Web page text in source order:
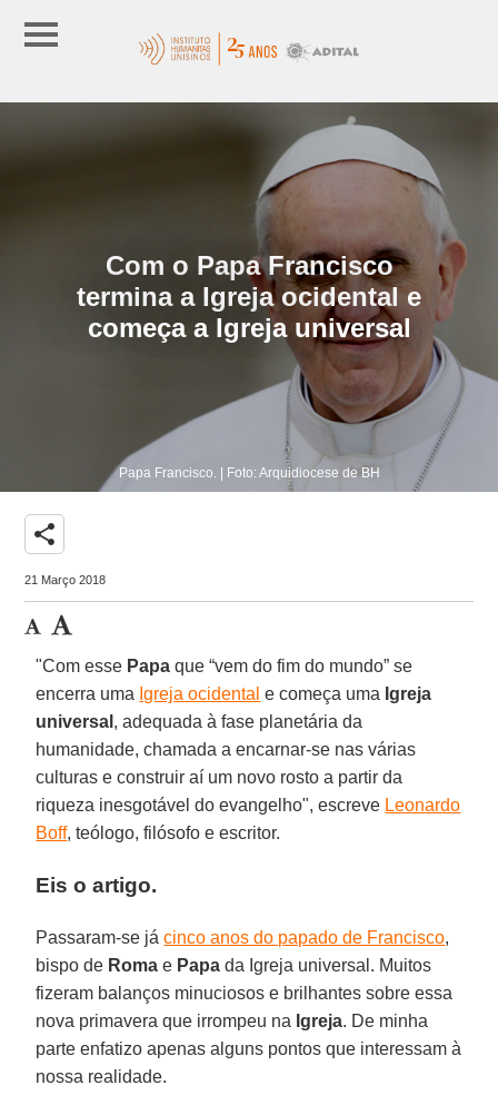
Com o Papa Francisco
termina a Igreja ocidental e
começa a Igreja universal
Papa Francisco. | Foto: Arquidiocese de BH
share
21 Março 2018
"Com esse Papa que “vem do fim do mundo” se
encerra uma Igreja ocidental e começa uma Igreja
universal , adequada à fase planetária da
humanidade, chamada a encarnar-se nas várias
culturas e construir aí um novo rosto a partir da
riqueza inesgotável do evangelho", escreve Leonardo
Boff, teólogo, filósofo e escritor.
Eis o artigo.
Passaram-se jácinco anos do papado de Francisco,
bispo de Roma e Papa da Igreja universal. Muitos
fizeram balanços minuciosos e brilhantes sobre essa
nova primavera que irrompeu na Igreja. De minha
parte enfatizo apenas alguns pontos que interessam à
nossa realidade.